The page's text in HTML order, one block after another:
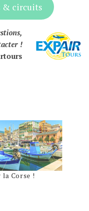
& circuits
!
la Corse !